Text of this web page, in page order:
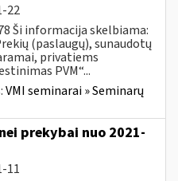
22
Ši informacija skelbiama:
(paslaugų), sunaudotų
privatiems
PVM“...
VMI seminarai » Seminarų
prekybai nuo 2021-
11